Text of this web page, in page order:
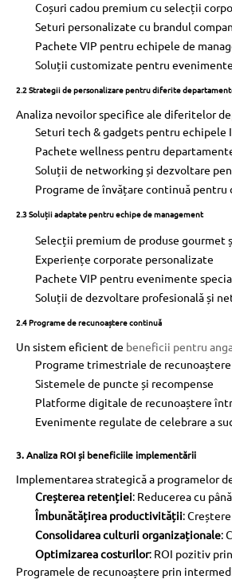
Coșuri cadou premium cu selecții
Seturi personalizate cu brandul
Pachete VIP pentru echipele de
Soluții customizate pentru
2.2 Strategii de personalizare pentru diferite
Analiza nevoilor specifice ale diferitelor
Seturi tech & gadgets pentru echipele
Pachete wellness pentru
Soluții de networking și dezvoltare
Programe de învățare continuă
2.3 Soluții adaptate pentru echipe de management
Selecții premium de produse gourmet
Experiențe corporate personalizate
Pachete VIP pentru evenimente
Soluții de dezvoltare profesională și
2.4 Programe de recunoaștere continuă
Un sistem eficient de beneficii pentru
Programe trimestriale de
Sistemele de puncte și recompense
Platforme digitale de recunoaștere
Evenimente regulate de celebrare a
3. Analiza ROI și beneficiile implementării
Implementarea strategică a programelor
Creșterea retenției: Reducerea cu
Îmbunătățirea productivității:
Consolidarea culturii organizaționale:
Optimizarea costurilor: ROI pozitiv
Programele de recunoaștere prin